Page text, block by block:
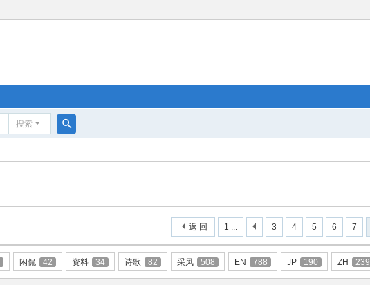
搜索
索
1 ... 3 4 5 6 7
返 回
闲侃 42 资料 34 诗歌 82 采风 508 EN 788 JP 190 ZH 239